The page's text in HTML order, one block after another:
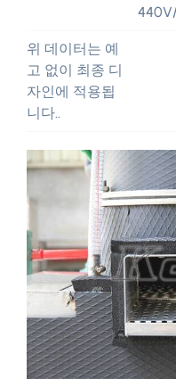
위 데이터는 예
고 없이 최종 디
자인에 적용됩
니다..